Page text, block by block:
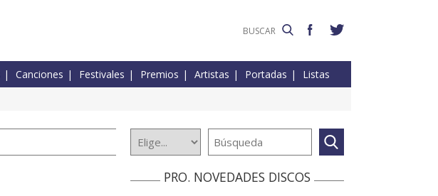
Canciones Festivales Premios Artistas Portadas Listas
PRO. NOVEDADES DISCOS